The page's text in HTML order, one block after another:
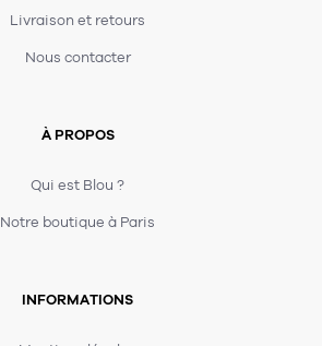
Livraison et retours
Nous contacter
À PROPOS
Qui est Blou ?
Notre boutique à Paris
INFORMATIONS